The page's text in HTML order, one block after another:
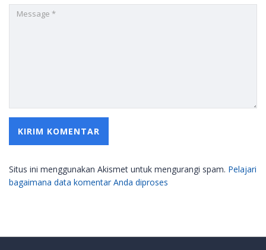
Situs ini menggunakan Akismet untuk mengurangi spam. Pelajari
bagaimana data komentar Anda diproses